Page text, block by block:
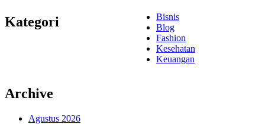
Kategori
Bisnis
Blog
Fashion
Kesehatan
Keuangan
Archive
Agustus 2026